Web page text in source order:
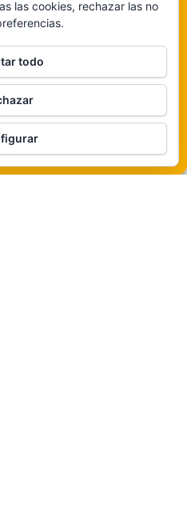
manera
hay aquí
cookies
|Tema:
las cookies, rechazar las no
todo